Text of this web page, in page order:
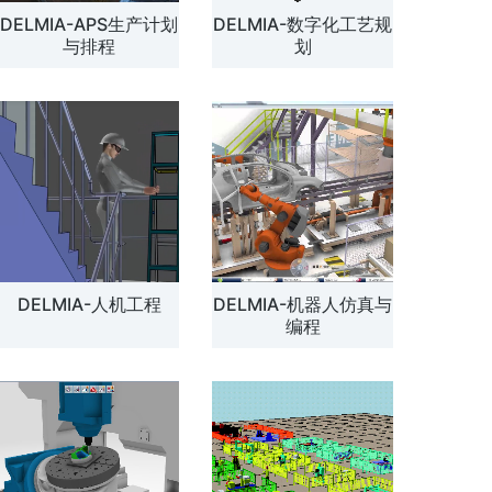
方案
DELMIA-APS生产计划
与排程
DELMIA-数字化工艺规
划
DELMIA-人机工程
DELMIA-机器人仿真与
编程